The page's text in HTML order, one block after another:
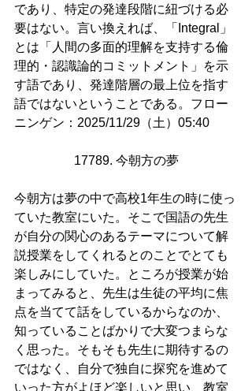
であり、特定の発達段階に紐づける必
要はない。言い換えれば、「Integral」
とは「人間の多面的理解を支持する倫
理的・認識論的コミットメント」を示
す語であり、発達階層の最上位を指す
語ではないということである。フロー
ニンゲン：2025/11/29（土）05:40
17789. 今朝方の夢
今朝方は夢の中で高校1年生の時に使っ
ていた教室にいた。そこで国語の先生
が自分の関心のあるテーマについて解
説授業をしてくれるとのことでとても
楽しみにしていた。ところが授業が始
まってみると、先生は生徒の平均に焦
点を当てて話をしているからなのか、
知っていることばかりで大変つまらな
く思った。そもそも先生に期待するの
ではなく、自分で独自に探究を進めて
いった方がよほど楽しいと思い、教室